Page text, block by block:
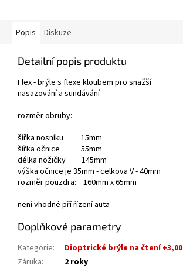
Popis Diskuze
Detailní popis produktu
Flex - brýle s flexe kloubem pro snažší
nasazování a sundávání
rozměr obruby:
šířka nosníku 15mm
šířka očnice 55mm
délka nožičky 145mm
výška očnice je 35mm - celkova V - 40mm
rozměr pouzdra: 160mm x 65mm
není vhodné pří řízení auta
Doplňkové parametry
Kategorie:
Dioptrické brýle na čtení +3,00
Záruka:
2 roky